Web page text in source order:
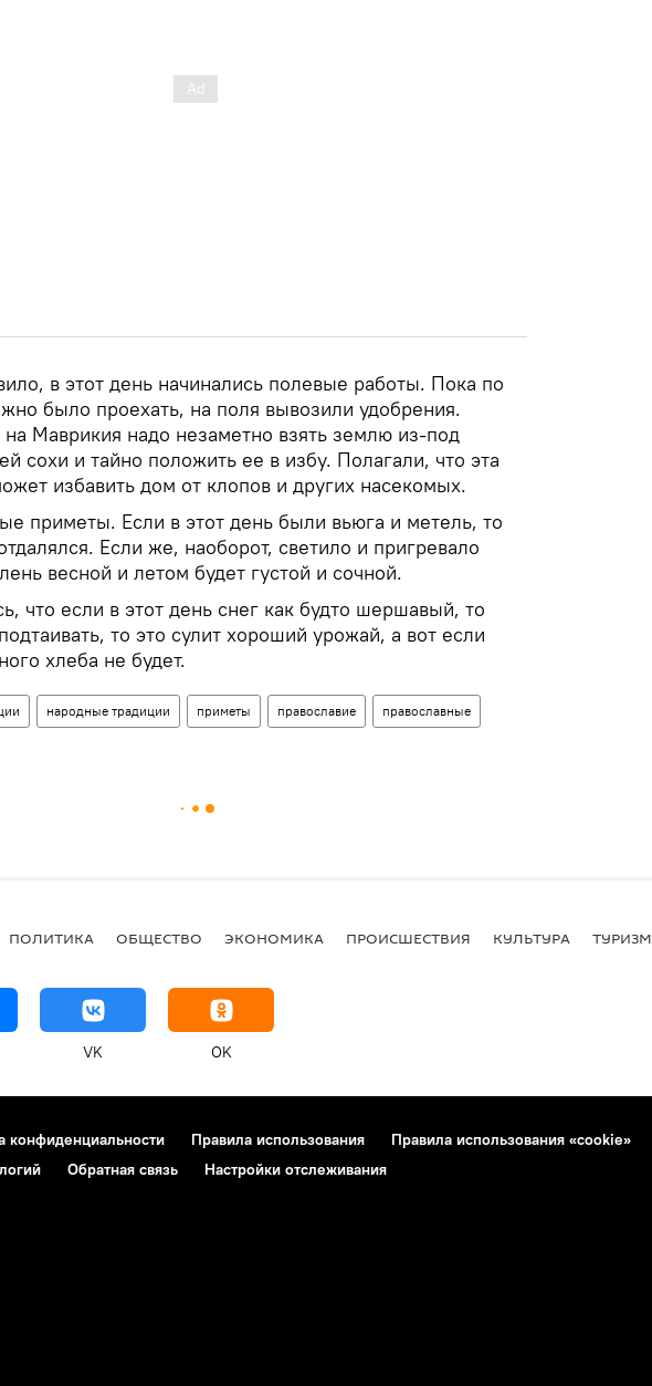
в этот день начинались полевые работы. Пока по
было проехать, на поля вывозили удобрения.
на Маврикия надо незаметно взять землю из-под
сохи и тайно положить ее в избу. Полагали, что эта
избавить дом от клопов и других насекомых.
приметы. Если в этот день были вьюга и метель, то
Если же, наоборот, светило и пригревало
весной и летом будет густой и сочной.
что если в этот день снег как будто шершавый, то
то это сулит хороший урожай, а вот если
хлеба не будет.
народные традиции приметы православие православные
ПОЛИТИКА ОБЩЕСТВО ЭКОНОМИКА ПРОИСШЕСТВИЯ КУЛЬТУРА ТУРИЗМ
VK OK
конфиденциальности Правила использования
Правила использования «cookie»
Обратная связь Настройки отслеживания